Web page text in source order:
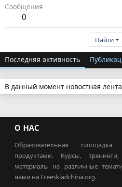
Сообщения
0
Найти
Последняя активность
В данный момент новостная лента
О НАС
Образовательная
продуктами. Курсы,
материалы на различные
нами на Freeskladchina.org.